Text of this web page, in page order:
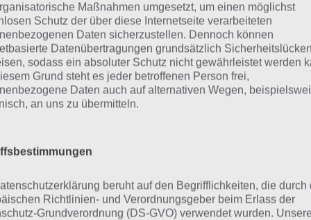
Weitere Lösungen zu 94% gesucht
Schaue inunsere Komplettlösung
App! Dort kannst du mit der
schnell die Antworten und
über 330 Level finden!
zu 94% für
D
Maßnahmen umgesetzt, um einen möglichst
Schutz der über diese Internetseite verarbeiteten
Daten sicherzustellen. Dennoch können
Datenübertragungen grundsätzlich Sicherheitslücken
sodass ein absoluter Schutz nicht gewährleistet werden
Grund steht es jeder betroffenen Person frei,
Daten auch auf alternativen Wegen,
an uns zu übermitteln.
beruht auf den Begrifflichkeiten, die durch
Richtlinien- und Verordnungsgeber beim Erlass der
Grundverordnung (DS-GVO) verwendet wurden. Unsere